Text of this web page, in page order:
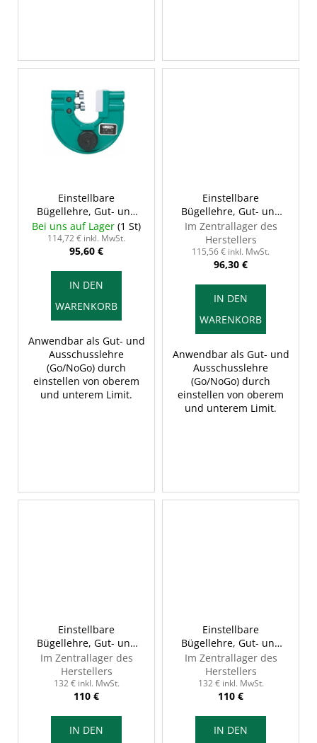
Einstellbare
Bügellehre, Gut- und
Ausschusseite, 13-19
mm, INSIZE 2187-19
Bei uns auf Lager (1 St)
114,72 € inkl. MwSt.
95,60 €
IN DEN
WARENKORB
Anwendbar als Gut- und
Ausschusslehre
(Go/NoGo) durch
einstellen von oberem
und unterem Limit.
Einstellbare
Bügellehre, Gut- und
Ausschusseite, 19-25
mm, INSIZE 2187-25
Im Zentrallager des
Herstellers
115,56 € inkl. MwSt.
96,30 €
IN DEN
WARENKORB
Anwendbar als Gut- und
Ausschusslehre
(Go/NoGo) durch
einstellen von oberem
und unterem Limit.
Einstellbare
Bügellehre, Gut- und
Ausschusseite, 25-32
mm, INSIZE 2187-32
Im Zentrallager des
Herstellers
132 € inkl. MwSt.
110 €
IN DEN
Einstellbare
Bügellehre, Gut- und
Ausschusseite, 32-38
mm, INSIZE 2187-38
Im Zentrallager des
Herstellers
132 € inkl. MwSt.
110 €
IN DEN